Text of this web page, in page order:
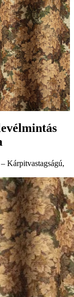
Kárpitvastagságú,